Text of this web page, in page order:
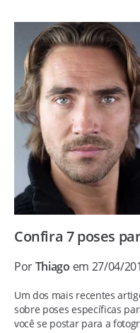
Confira 7 poses
PorThiago em 27/04/
Um dos mais recentes
sobre poses específicas
você se postar para a